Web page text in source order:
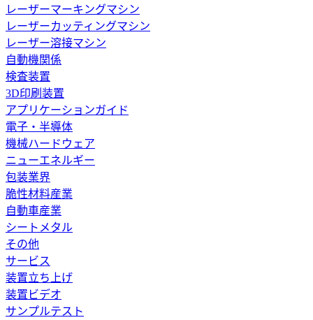
レーザーマーキングマシン
レーザーカッティングマシン
レーザー溶接マシン
自動機関係
検査装置
3D印刷装置
アプリケーションガイド
電子・半導体
機械ハードウェア
ニューエネルギー
包装業界
脆性材料産業
自動車産業
シートメタル
その他
サービス
装置立ち上げ
装置ビデオ
サンプルテスト